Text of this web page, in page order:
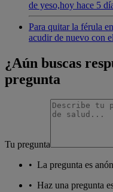
de yeso,hoy hace 5
Para quitar la férula
acudir de nuevo con
¿Aún buscas
pregunta
Tu pregunta
• La pregunta es
• Haz una pregunta